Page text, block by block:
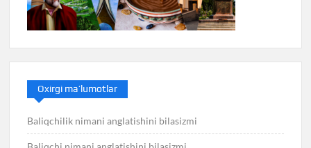
Oxirgi ma’lumotlar
Baliqchilik nimani anglatishini bilasizmi